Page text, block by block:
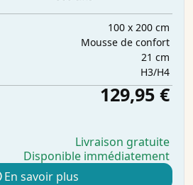
100 x 200 cm
Mousse de confort
21 cm
H3/H4
129,95 €
Livraison gratuite
Disponible immédiatement
En savoir plus